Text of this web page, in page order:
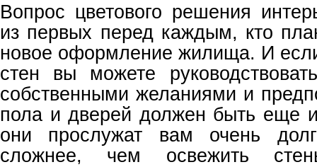
Вопрос цветового решения
из первых перед каждым, кто
новое оформление жилища. И
стен вы можете
собственными желаниями и
пола и дверей должен быть еще
они прослужат вам очень
сложнее, чем освежить